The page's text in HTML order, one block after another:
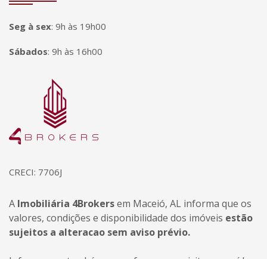
Seg à sex: 9h às 19h00
Sábados: 9h às 16h00
Página inicial
CRECI: 7706J
A Imobiliária 4Brokersem Maceió, AL informa que os
valores, condições e disponibilidade dos imóveis estão
sujeitos a alteracao sem aviso prévio.